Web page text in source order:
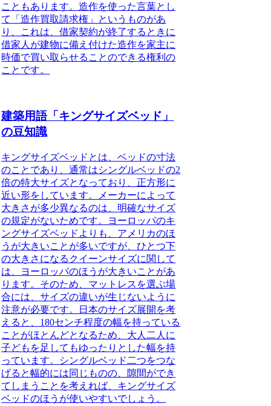
こともあります。造作を使った言葉とし
て「造作買取請求権」というものがあ
り、これは、借家契約が終了するときに
借家人が建物に備え付けた造作を家主に
時価で買い取らせることのできる権利の
ことです。
建築用語「キングサイズベッド」
の豆知識
キングサイズベッドとは、ベッドの寸法
のこと であり、通常はシングルベッドの2
倍の特大サイズとなっており、正方形に
近い形をしています。メーカーによって
大きさが多少異なるのは、 明確なサイズ
の規定がないためです。ヨーロッパのキ
ングサイズベッドよりも、アメリカのほ
うが大きいことが多いですが、ひとつ下
の大きさになるクイーンサイズに関して
は、ヨーロッパのほうが大きいことがあ
ります。そのため、マットレスを選ぶ場
合には、サイズの違いが生じないように
注意が必要です。日本のサイズ展開を考
えると、180センチ程度の幅を持っている
ことがほとんどとなるため、大人二人に
子どもを足してもゆったりとした幅を持
っています。シングルベッド二つをつな
げると幅的には同じものの、隙間ができ
てしまうことを考えれば、キングサイズ
ベッドのほうが使いやすいでしょう。